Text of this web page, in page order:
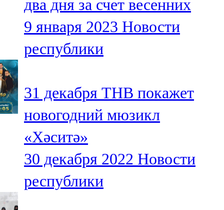
два дня за счет весенних
9 января 2023 Новости
республики
31 декабря ТНВ покажет
новогодний мюзикл
«Хәситә»
30 декабря 2022 Новости
республики